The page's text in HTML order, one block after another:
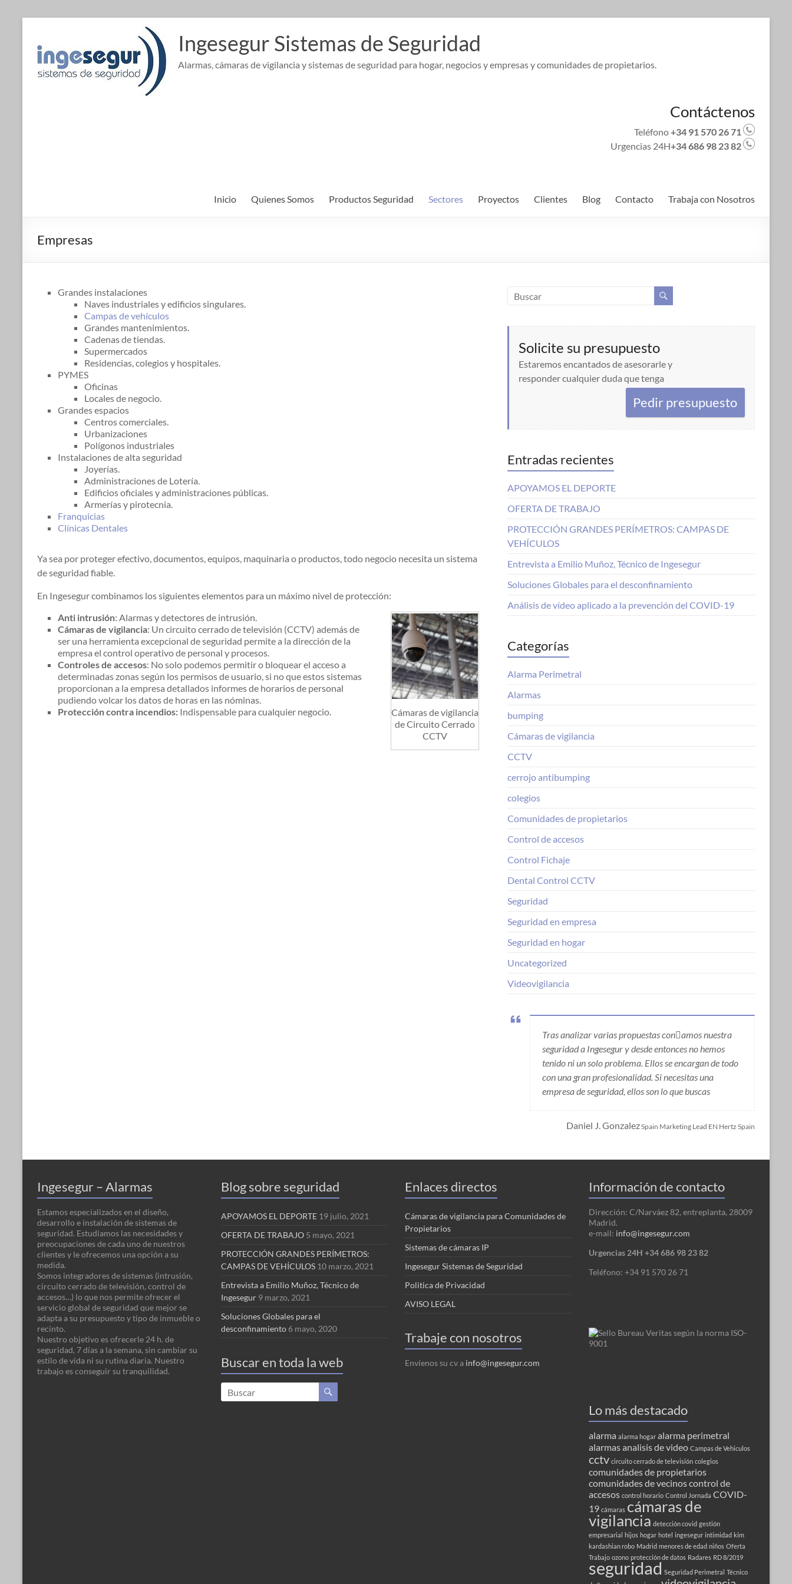
contenido
Ingesegur Sistemas de Seguridad
Alarmas, cámaras de vigilancia y sistemas de seguridad para hogar, negocios y empresas y comunidades de propietarios.
Contáctenos
Teléfono+34 91 570 26 71
Urgencias 24H+34 686 98 23 82
Inicio Quienes Somos Productos Seguridad Sectores Proyectos Clientes Blog Contacto Trabaja con Nosotros
Empresas
Grandes instalaciones
Naves industriales y edificios singulares.
Campas de vehículos
Grandes mantenimientos.
Cadenas de tiendas.
Supermercados
Residencias, colegios y hospitales.
PYMES
Oficinas
Locales de negocio.
Grandes espacios
Centros comerciales.
Urbanizaciones
Polígonos industriales
Instalaciones de alta seguridad
Joyerías.
Administraciones de Lotería.
Edificios oficiales y administraciones públicas.
Armerías y pirotecnia.
Franquicias
Clínicas Dentales
Ya sea por proteger efectivo, documentos, equipos, maquinaria o productos, todo negocio necesita un sistema
de seguridad fiable.
En Ingesegur combinamos los siguientes elementos para un máximo nivel de protección:
Cámaras de vigilancia
de Circuito Cerrado
CCTV
Anti intrusión: Alarmas y detectores de intrusión.
Cámaras de vigilancia: Un circuito cerrado de televisión (CCTV) además de
ser una herramienta excepcional de seguridad permite a la dirección de la
empresa el control operativo de personal y procesos.
Controles de accesos: No solo podemos permitir o bloquear el acceso a
determinadas zonas según los permisos de usuario, si no que estos sistemas
proporcionan a la empresa detallados informes de horarios de personal
pudiendo volcar los datos de horas en las nóminas.
Protección contra incendios: Indispensable para cualquier negocio.
Solicite su presupuesto
Estaremos encantados de asesorarle y
responder cualquier duda que tenga
Pedir presupuesto
Entradas recientes
APOYAMOS EL DEPORTE
OFERTA DE TRABAJO
PROTECCIÓN GRANDES PERÍMETROS: CAMPAS DE
VEHÍCULOS
Entrevista a Emilio Muñoz, Técnico de Ingesegur
Soluciones Globales para el desconfinamiento
Análisis de vídeo aplicado a la prevención del COVID-19
Categorías
Alarma Perimetral
Alarmas
bumping
Cámaras de vigilancia
CCTV
cerrojo antibumping
colegios
Comunidades de propietarios
Control de accesos
Control Fichaje
Dental Control CCTV
Seguridad
Seguridad en empresa
Seguridad en hogar
Uncategorized
Videovigilancia
Tras analizar varias propuestas conamos nuestra
seguridad a Ingesegur y desde entonces no hemos
tenido ni un solo problema. Ellos se encargan de todo
con una gran profesionalidad. Si necesitas una
empresa de seguridad, ellos son lo que buscas
Daniel J. GonzalezSpain Marketing Lead EN Hertz Spain
Ingesegur – Alarmas
Estamos especializados en el diseño,
desarrollo e instalación de sistemas de
seguridad. Estudiamos las necesidades y
preocupaciones de cada uno de nuestros
clientes y le ofrecemos una opción a su
medida.
Somos integradores de sistemas (intrusión,
circuito cerrado de televisión, control de
accesos…) lo que nos permite ofrecer el
servicio global de seguridad que mejor se
adapta a su presupuesto y tipo de inmueble o
recinto.
Nuestro objetivo es ofrecerle 24 h. de
seguridad, 7 días a la semana, sin cambiar su
estilo de vida ni su rutina diaria. Nuestro
trabajo es conseguir su tranquilidad.
Blog sobre seguridad
APOYAMOS EL DEPORTE 19 julio, 2021
OFERTA DE TRABAJO 5 mayo, 2021
PROTECCIÓN GRANDES PERÍMETROS:
CAMPAS DE VEHÍCULOS 10 marzo, 2021
Entrevista a Emilio Muñoz, Técnico de
Ingesegur 9 marzo, 2021
Soluciones Globales para el
desconfinamiento 6 mayo, 2020
Buscar en toda la web
Enlaces directos
Cámaras de vigilancia para Comunidades de
Propietarios
Sistemas de cámaras IP
Ingesegur Sistemas de Seguridad
Politica de Privacidad
AVISO LEGAL
Trabaje con nosotros
Envíenos su cv a info@ingesegur.com
Información de contacto
Dirección: C/Narváez 82, entreplanta, 28009
Madrid.
e-mail: info@ingesegur.com
Urgencias 24H +34 686 98 23 82
Teléfono: +34 91 570 26 71
Lo más destacado
alarma alarma hogar alarma perimetral
alarmasanalisis de video Campas de Vehiculos
cctv circuito cerrado de televisión colegios
comunidades de propietarios
comunidades de vecinoscontrol de
accesos control horario Control Jornada COVID-
19 cámaras cámaras de
vigilancia detección covid gestión
empresarial hijos hogar hotel ingesegur intimidad kim
kardashian robo Madrid menores de edad niños Oferta
Trabajo ozono protección de datos Radares RD 8/2019
seguridad Seguridad Perimetral Técnico